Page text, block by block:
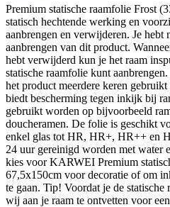
Premium statische raamfolie Frost
statisch hechtende werking en
aanbrengen en verwijderen. Je
aanbrengen van dit product.
hebt verwijderd kun je het raam
statische raamfolie kunt
het product meerdere keren
biedt bescherming tegen inkijk bij
gebruikt worden op bijvoorbeeld
doucheramen. De folie is geschikt
enkel glas tot HR, HR+, HR++ en
24 uur gereinigd worden met water
kies voor KARWEI Premium
67,5x150cm voor decoratie of om
te gaan. Tip! Voordat je de statische
wij aan je raam te ontvetten voor